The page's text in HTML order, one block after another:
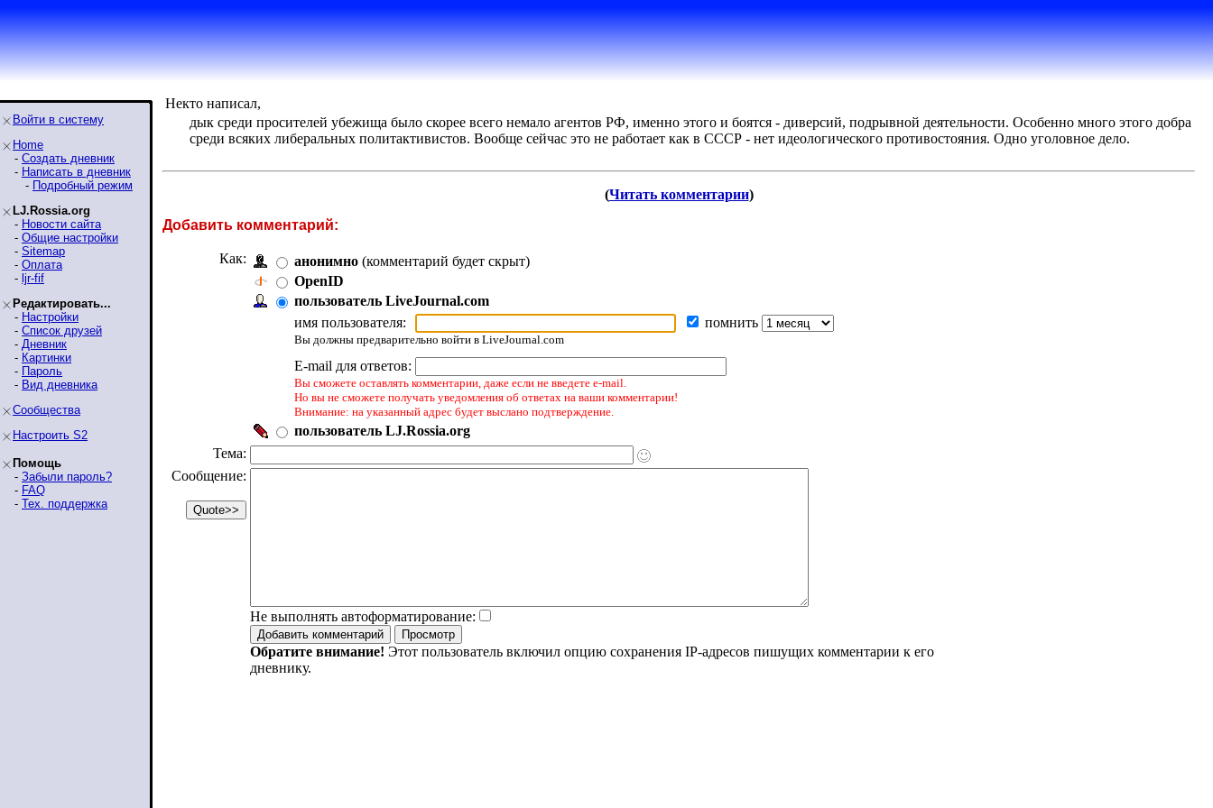
Войти в систему
Home
- Создать дневник
- Написать в дневник
- Подробный режим
LJ.Rossia.org
- Новости сайта
- Общие настройки
- Sitemap
- Оплата
- ljr-fif
Редактировать...
- Настройки
- Список друзей
- Дневник
- Картинки
- Пароль
- Вид дневника
Сообщества
Настроить S2
Помощь
- Забыли пароль?
- FAQ
- Тех. поддержка
Некто написал,
дык среди просителей убежища было скорее всего немало агентов РФ, именно этого и боятся - диверсий, подрывной деятельности. Особенно много этого добра
среди всяких либеральных политактивистов. Вообще сейчас это не работает как в СССР - нет идеологического противостояния. Одно уголовное дело.
(Читать комментарии)
Добавить комментарий:
Как: анонимно (комментарий будет скрыт)
OpenID
пользователь LiveJournal.com
имя пользователя:
помнить
Вы должны предварительно войти в LiveJournal.com
E-mail для ответов:
Вы сможете оставлять комментарии, даже если не введете e-mail.
Но вы не сможете получать уведомления об ответах на ваши комментарии!
Внимание: на указанный адрес будет выслано подтверждение.
пользователь LJ.Rossia.org
Тема:
Сообщение:
Не выполнять автоформатирование:
Обратите внимание! Этот пользователь включил опцию сохранения IP-адресов пишущих комментарии к его
дневнику.